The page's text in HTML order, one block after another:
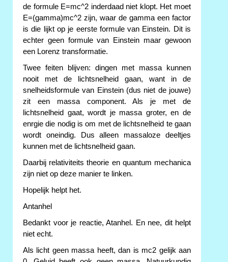
de formule E=mc^2 inderdaad niet klopt. Het moet
E=(gamma)mc^2 zijn, waar de gamma een factor
is die lijkt op je eerste formule van Einstein. Dit is
echter geen formule van Einstein maar gewoon
een Lorenz transformatie.
Twee feiten blijven: dingen met massa kunnen
nooit met de lichtsnelheid gaan, want in de
snelheidsformule van Einstein (dus niet de jouwe)
zit een massa component. Als je met de
lichtsnelheid gaat, wordt je massa groter, en de
enrgie die nodig is om met de lichtsnelheid te gaan
wordt oneindig. Dus alleen massaloze deeltjes
kunnen met de lichtsnelheid gaan.
Daarbij relativiteits theorie en quantum mechanica
zijn niet op deze manier te linken.
Hopelijk helpt het.
Antanhel
Bedankt voor je reactie, Atanhel. En nee, dit helpt
niet echt.
Als licht geen massa heeft, dan is mc2 gelijk aan